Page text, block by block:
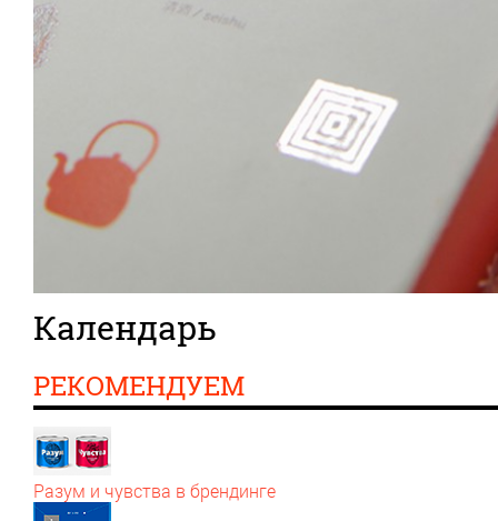
Календарь
РЕКОМЕНДУЕМ
Разум и чувства в брендинге